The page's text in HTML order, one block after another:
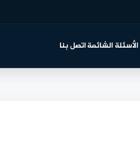
الأسئلة الشائعةاتصل بنا